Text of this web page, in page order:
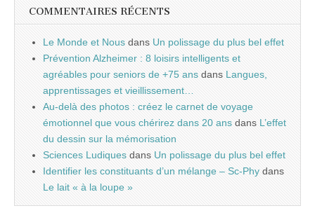
COMMENTAIRES RÉCENTS
Le Monde et Nous dans Un polissage du plus bel effet
Prévention Alzheimer : 8 loisirs intelligents et
agréables pour seniors de +75 ans dans Langues,
apprentissages et vieillissement…
Au-delà des photos : créez le carnet de voyage
émotionnel que vous chérirez dans 20 ans dans L’effet
du dessin sur la mémorisation
Sciences Ludiques dans Un polissage du plus bel effet
Identifier les constituants d’un mélange – Sc-Phy dans
Le lait « à la loupe »